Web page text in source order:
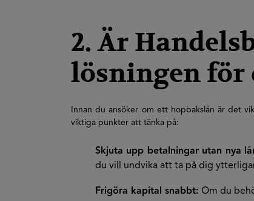
2. Är
lösningen för
Innan du ansöker om ett hopbakslån är det
viktiga punkter att tänka på:
Skjuta upp betalningar utan nya
du vill undvika att ta på dig
Frigöra kapital snabbt: Om du